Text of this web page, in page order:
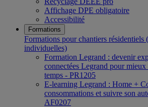
Affichage DPE obligatoire
Accessibilité
Formations
Formations pour chantiers résidentiels
individuelles)
Formation Legrand : devenir
connectées Legrand pour
temps - PR1205
E-learning Legrand : Home +
consommations et suivre son
AF0207